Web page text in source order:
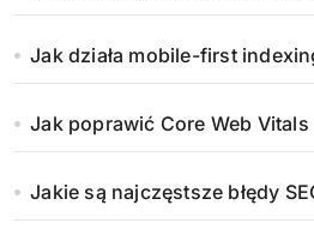
Jak działa mobile-first
Jak poprawić Core Web Vitals
Jakie są najczęstsze błędy